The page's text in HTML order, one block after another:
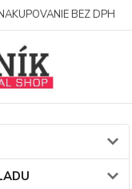
BEZ DPH